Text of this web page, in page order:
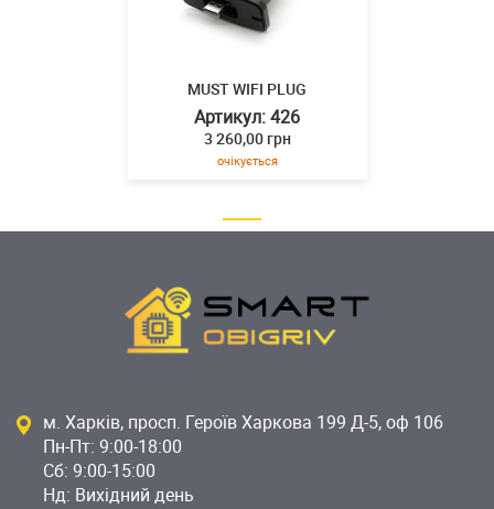
MUST WIFI PLUG
Артикул: 426
3 260,00 грн
очікується
м. Харків, просп. Героїв Харкова 199 Д-5, оф 106
Пн-Пт: 9:00-18:00
Сб: 9:00-15:00
Нд: Вихідний день